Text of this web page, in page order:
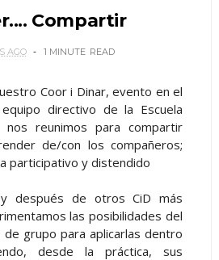
Compartir
AGO 1 MINUTE READ
Coor i Dinar, evento en el
directivo de la Escuela
nos reunimos para compartir
de/con los compañeros;
participativo y distendido
después de otros CiD más
las posibilidades del
de grupo para aplicarlas dentro
desde la práctica, sus